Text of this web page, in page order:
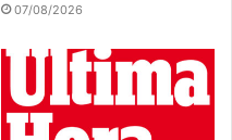
07/08/2026